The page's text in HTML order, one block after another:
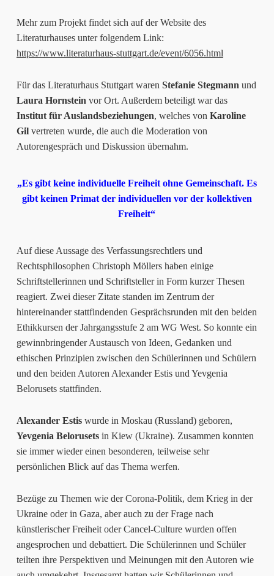
Mehr zum Projekt findet sich auf der Website des
Literaturhauses unter folgendem Link:
https://www.literaturhaus-stuttgart.de/event/6056.html
Für das Literaturhaus Stuttgart waren Stefanie Stegmann und
Laura Hornstein vor Ort. Außerdem beteiligt war das
Institut für Auslandsbeziehungen, welches von Karoline
Gilvertreten wurde, die auch die Moderation von
Autorengespräch und Diskussion übernahm.
„Es gibt keine individuelle Freiheit ohne Gemeinschaft. Es
gibt keinen Primat der individuellen vor der kollektiven
Freiheit“
Auf diese Aussage des Verfassungsrechtlers und
Rechtsphilosophen Christoph Möllers haben einige
Schriftstellerinnen und Schriftsteller in Form kurzer Thesen
reagiert. Zwei dieser Zitate standen im Zentrum der
hintereinander stattfindenden Gesprächsrunden mit den beiden
Ethikkursen der Jahrgangsstufe 2 am WG West. So konnte ein
gewinnbringender Austausch von Ideen, Gedanken und
ethischen Prinzipien zwischen den Schülerinnen und Schülern
und den beiden Autoren Alexander Estis und Yevgenia
Belorusets stattfinden.
Alexander Estiswurde in Moskau (Russland) geboren,
Yevgenia Belorusetsin Kiew (Ukraine). Zusammen konnten
sie immer wieder einen besonderen, teilweise sehr
persönlichen Blick auf das Thema werfen.
Bezüge zu Themen wie der Corona-Politik, dem Krieg in der
Ukraine oder in Gaza, aber auch zu der Frage nach
künstlerischer Freiheit oder Cancel-Culture wurden offen
angesprochen und debattiert. Die Schülerinnen und Schüler
teilten ihre Perspektiven und Meinungen mit den Autoren wie